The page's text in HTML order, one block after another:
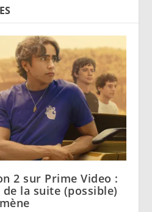
2 sur Prime Video :
de la suite (possible)